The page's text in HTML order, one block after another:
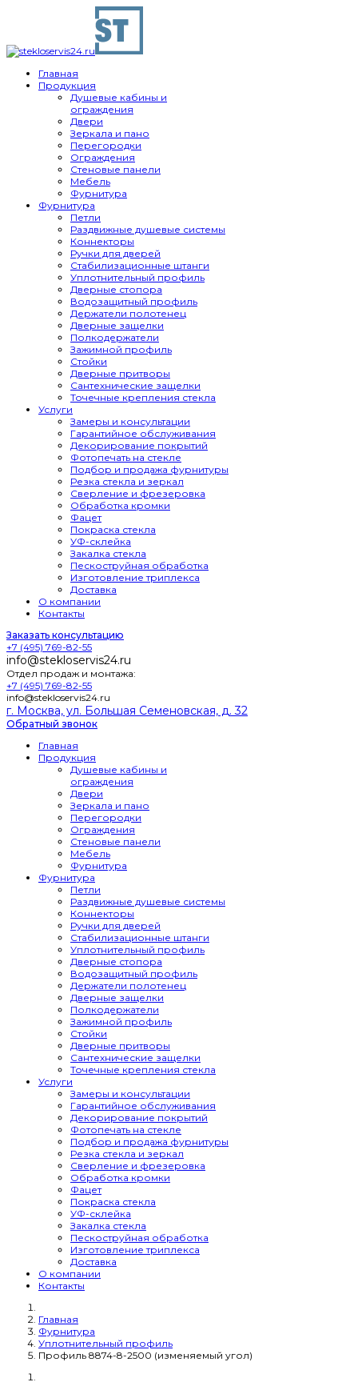
Главная
Продукция
Душевые кабины и
ограждения
Двери
Зеркала и пано
Перегородки
Ограждения
Стеновые панели
Мебель
Фурнитура
Фурнитура
Петли
Раздвижные душевые системы
Коннекторы
Ручки для дверей
Стабилизационные штанги
Уплотнительный профиль
Дверные стопора
Водозащитный профиль
Держатели полотенец
Дверные защелки
Полкодержатели
Зажимной профиль
Стойки
Дверные притворы
Сантехнические защелки
Точечные крепления стекла
Услуги
Замеры и консультации
Гарантийное обслуживания
Декорирование покрытий
Фотопечать на стекле
Подбор и продажа фурнитуры
Резка стекла и зеркал
Сверление и фрезеровка
Обработка кромки
Фацет
Покраска стекла
УФ-склейка
Закалка стекла
Пескоструйная обработка
Изготовление триплекса
Доставка
О компании
Контакты
Заказать консультацию
+7 (495) 769-82-55
info@stekloservis24.ru
Отдел продаж и монтажа:
+7 (495) 769-82-55
info@stekloservis24.ru
г. Москва, ул. Большая Семеновская, д. 32
Обратный звонок
Главная
Продукция
Душевые кабины и
ограждения
Двери
Зеркала и пано
Перегородки
Ограждения
Стеновые панели
Мебель
Фурнитура
Фурнитура
Петли
Раздвижные душевые системы
Коннекторы
Ручки для дверей
Стабилизационные штанги
Уплотнительный профиль
Дверные стопора
Водозащитный профиль
Держатели полотенец
Дверные защелки
Полкодержатели
Зажимной профиль
Стойки
Дверные притворы
Сантехнические защелки
Точечные крепления стекла
Услуги
Замеры и консультации
Гарантийное обслуживания
Декорирование покрытий
Фотопечать на стекле
Подбор и продажа фурнитуры
Резка стекла и зеркал
Сверление и фрезеровка
Обработка кромки
Фацет
Покраска стекла
УФ-склейка
Закалка стекла
Пескоструйная обработка
Изготовление триплекса
Доставка
О компании
Контакты
Главная
Фурнитура
Уплотнительный профиль
Профиль 8874-8-2500 (изменяемый угол)